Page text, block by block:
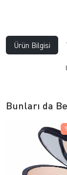
Ürün Bilgisi
Bunları da